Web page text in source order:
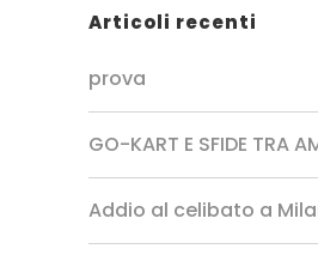
Articoli recenti
prova
GO-KART E SFIDE TRA
Addio al celibato a